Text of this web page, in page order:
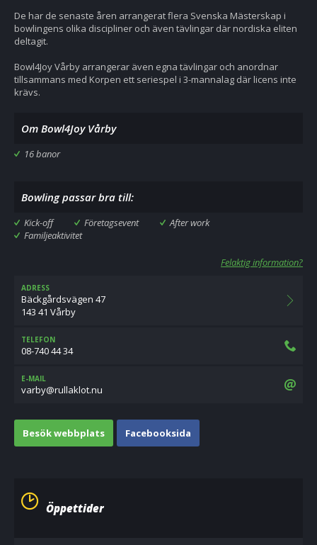
De har de senaste åren arrangerat flera Svenska Mästerskap i
bowlingens olika discipliner och även tävlingar där nordiska eliten
deltagit.
Bowl4Joy Vårby arrangerar även egna tävlingar och anordnar
tillsammans med Korpen ett seriespel i 3-mannalag där licens inte
krävs.
Om Bowl4Joy Vårby
16 banor
Bowling passar bra till:
Kick-off Företagsevent
After work
Familjeaktivitet
Felaktig information?
ADRESS
Bäckgårdsvägen 47
143 41 Vårby
TELEFON
08-740 44 34
E-MAIL
un.tolkallur@ybrav
Besök webbplats Facebooksida
Öppettider